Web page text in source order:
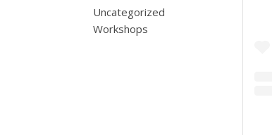
Uncategorized
Workshops